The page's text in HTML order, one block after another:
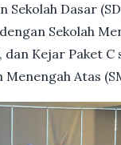
Sekolah Dasar
Sekolah
dan Kejar Paket C
Menengah Atas